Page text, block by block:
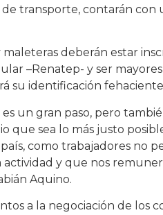
de transporte, contarán
maleteras deberán estar
–Renatep- y ser
su identificación
un gran paso, pero
que sea lo más justo
como trabajadores no
y que nos
Aquino.
a la negociación de los